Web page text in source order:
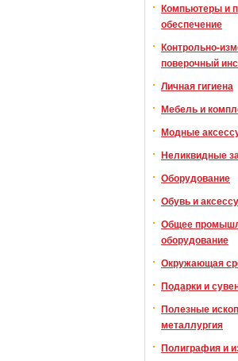
Компьютеры и
обеспечение
Контрольно-
поверочный
Личная гигиена
Мебель и
Модные
Неликвидные
Оборудование
Обувь и
Общее
оборудование
Окружающая
Подарки и
Полезные
металлургия
Полиграфия и